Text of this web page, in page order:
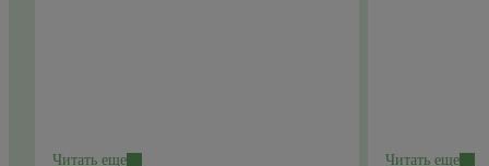
Читать еще Читать еще